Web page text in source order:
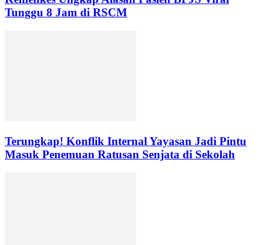
Tunggu 8 Jam di RSCM
Terungkap! Konflik Internal Yayasan Jadi Pintu
Masuk Penemuan Ratusan Senjata di Sekolah